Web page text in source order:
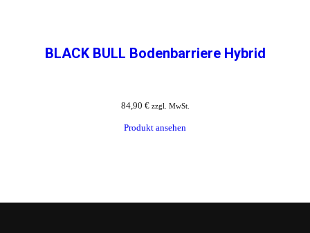
BLACK BULL Bodenbarriere Hybrid
84,90 € zzgl. MwSt.
Produkt ansehen